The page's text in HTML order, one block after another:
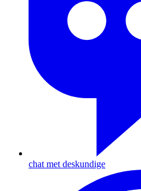
chat met deskundige